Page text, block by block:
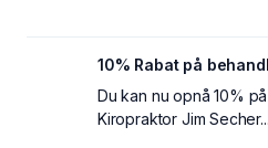
10% Rabat på
Du kan nu opnå 10%
Kiropraktor Jim